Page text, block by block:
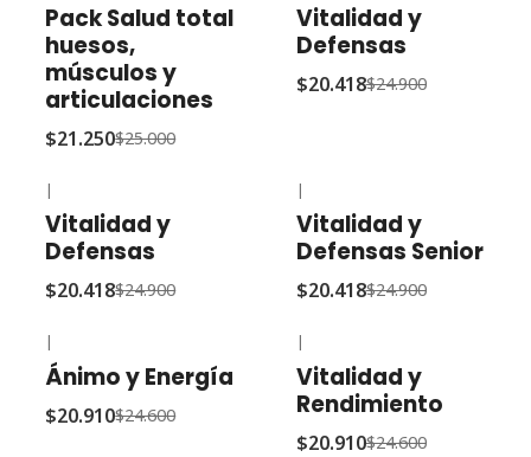
Pack Salud total
huesos,
músculos y
articulaciones
$21.250$25.000
Vitalidad y
Defensas
$20.418$24.900
|
Vitalidad y
Defensas
$20.418$24.900
|
Vitalidad y
Defensas Senior
$20.418$24.900
-15% OFF
|
Ánimo y Energía
$20.910$24.600
|
Vitalidad y
Rendimiento
$20.910$24.600